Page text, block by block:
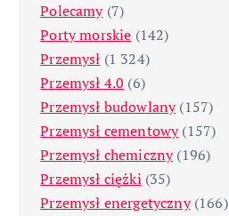
Polecamy(7)
Porty morskie (142)
Przemysł (1 324)
Przemysł 4.0 (6)
Przemysł budowlany(157)
Przemysł cementowy(157)
Przemysł chemiczny(196)
Przemysł ciężki (35)
Przemysł energetyczny(166)